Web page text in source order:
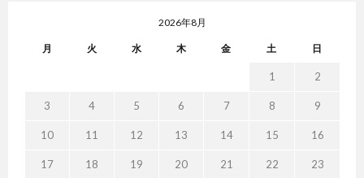
2026年8月
月 火 水 木 金 土 日
1 2
3 4 5 6 7 8 9
10 11 12 13 14 15 16
17 18 19 20 21 22 23